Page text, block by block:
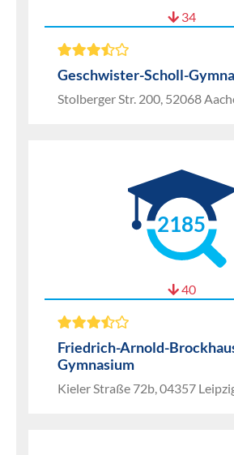
34
Geschwister-Scholl-
Stolberger Str. 200, 52068
2185
40
Friedrich-Arnold-
Gymnasium
Kieler Straße 72b, 04357